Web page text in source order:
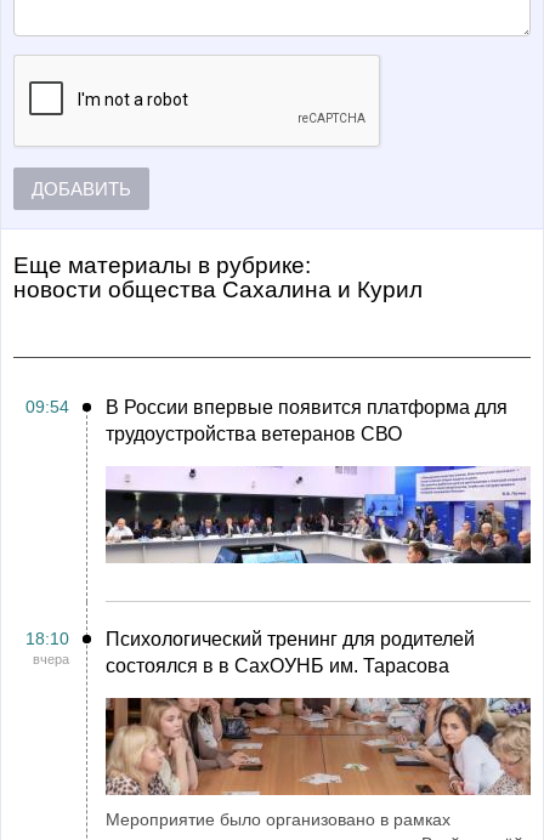
ДОБАВИТЬ
Еще материалы в рубрике:
Новости общества Сахалина и Курил
09:54
В России впервые появится платформа для
трудоустройства ветеранов СВО
18:10
вчера
Психологический тренинг для родителей
состоялся в в СахОУНБ им. Тарасова
Мероприятие было организовано в рамках